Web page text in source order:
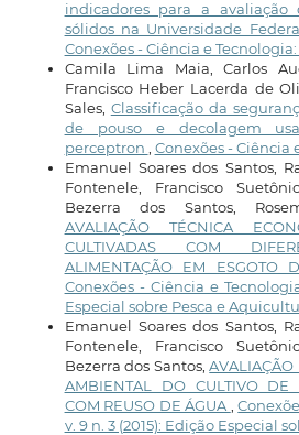
indicadores para a avaliação
sólidos na Universidade
Conexões - Ciência e Tecnologia:
Camila Lima Maia, Carlos
Francisco Heber Lacerda de
Sales, Classificação da
de pouso e decolagem
perceptron
Conexões - Ciência
Emanuel Soares dos Santos,
Fontenele, Francisco
Bezerra dos Santos,
AVALIAÇÃO TÉCNICA
CULTIVADAS COM
ALIMENTAÇÃO EM ESGOTO
Conexões - Ciência e
Especial sobre Pesca e
Emanuel Soares dos Santos,
Fontenele, Francisco
Bezerra dos Santos,AVALIAÇÃO
AMBIENTAL DO CULTIVO DE
COM REUSO DE ÁGUA
,
v. 9 n. 3 (2015): Edição Especial